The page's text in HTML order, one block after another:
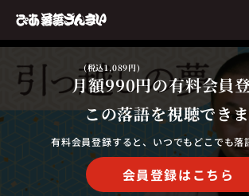
月額990円
(税込1,089円)
の有料会員
この落語を視聴でき
有料会員登録すると、いつでもどこでも落
会員登録はこちら